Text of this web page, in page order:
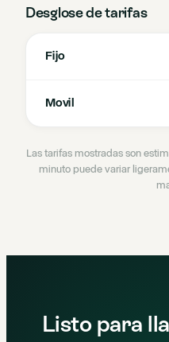
Desglose de tarifas
Fijo
Movil
Las tarifas mostradas son
minuto puede variar
Listo para